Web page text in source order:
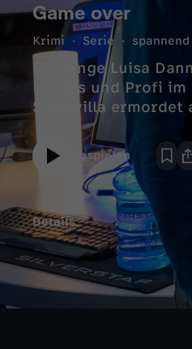
Game over
Krimi Serie spannend
Die junge Luisa
Landes und Profi
Stadtvilla ermordet
Abspielen
Details